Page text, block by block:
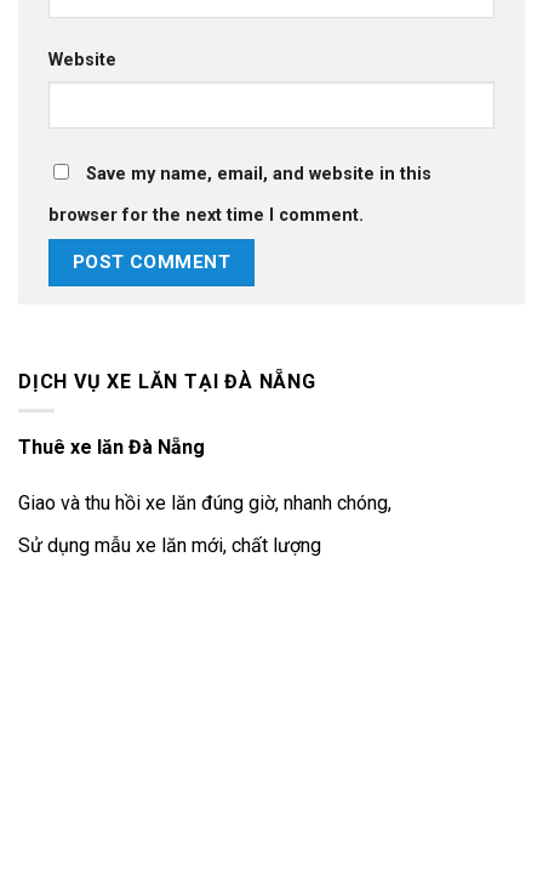
Website
Save my name, email, and website in this
browser for the next time I comment.
DỊCH VỤ XE LĂN TẠI ĐÀ NẴNG
Thuê xe lăn Đà Nẵng
Giao và thu hồi xe lăn đúng giờ, nhanh chóng,
Sử dụng mẫu xe lăn mới, chất lượng